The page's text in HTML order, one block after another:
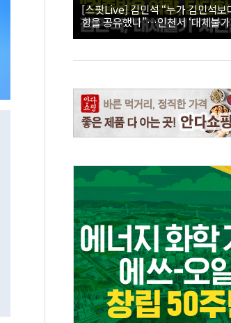
[스팟Live] 김민석 “누가 김민석보
향을 공유했나”…인천서 ‘대체불
26.08.08 더불어민주당 당대표·최고